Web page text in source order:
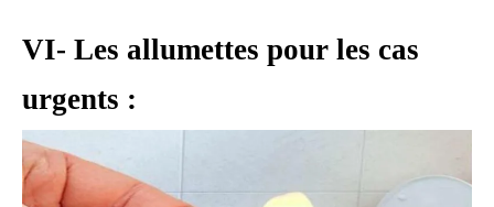
VI- Les allumettes pour les cas
urgents :